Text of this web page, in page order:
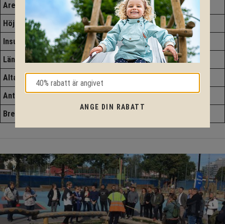
Area
13,6 m2
Höjd
2810 mm
Insulation
Nej
Längd
3300 mm
Altan
Antal Rum
1 st
Bredd
ANGE DIN RABATT